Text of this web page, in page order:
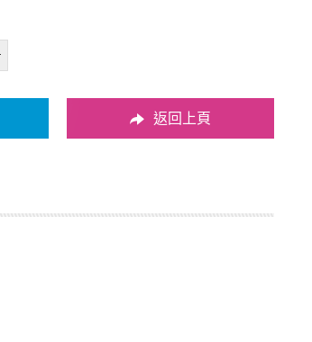
返回上頁